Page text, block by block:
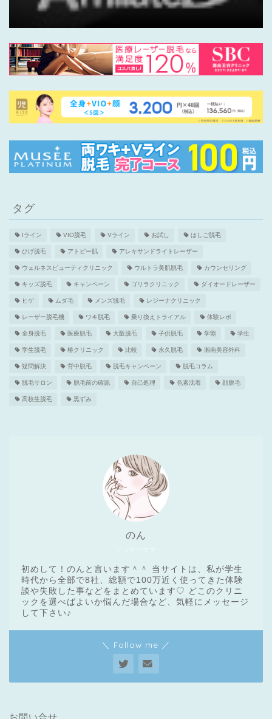
タグ
Iライン VIO脱毛 Vライン お試し はしご脱毛
ひげ脱毛 アトピー肌 アレキサンドライトレーザー
ウェルネスビューティクリニック ウルトラ美肌脱毛 カウンセリング
キッズ脱毛 キャンペーン ゴリラクリニック ダイオードレーザー
ヒゲ ムダ毛 メンズ脱毛 レジーナクリニック
レーザー脱毛機 ワキ脱毛 乗り換えトライアル 体験レポ
全身脱毛 医療脱毛 大阪脱毛 子供脱毛 学割 学生
学生脱毛 椿クリニック 比較 永久脱毛 湘南美容外科
疑問解決 背中脱毛 脱毛キャンペーン 脱毛コラム
脱毛サロン 脱毛前の確認 自己処理 色素沈着 顔脱毛
高校生脱毛 黒ずみ
のん
初めして！のんと言います＾＾ 当サイトは、私が学生
時代から全部で8社、総額で100万近く使ってきた体験
談や失敗した事などをまとめています♡ どこのクリニ
ックを選べばよいか悩んだ場合など、気軽にメッセージ
して下さい♪
＼ Follow me ／
お問い合せ
クリニック一覧
脱毛体験レポート